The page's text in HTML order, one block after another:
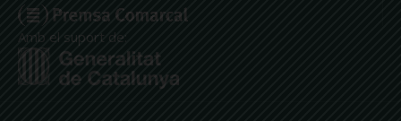
Amb el suport de: